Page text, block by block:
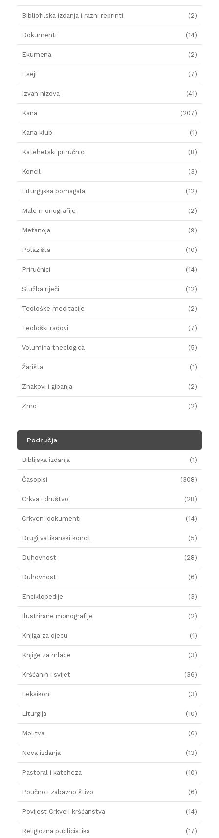
Bibliofilska izdanja i razni reprinti (2)
Dokumenti (14)
Ekumena (2)
Eseji (7)
Izvan nizova (41)
Kana (207)
Kana klub (1)
Katehetski priručnici (8)
Koncil (3)
Liturgijska pomagala (12)
Male monografije (2)
Metanoja (9)
Polazišta (10)
Priručnici (14)
Služba riječi (12)
Teološke meditacije (2)
Teološki radovi (7)
Volumina theologica (5)
Žarišta (1)
Znakovi i gibanja (2)
Zrno (2)
Područja
Biblijska izdanja (1)
Časopisi (308)
Crkva i društvo (28)
Crkveni dokumenti (14)
Drugi vatikanski koncil (5)
Duhovnost (28)
Duhovnost (6)
Enciklopedije (3)
Ilustrirane monografije (2)
Knjiga za djecu (1)
Knjige za mlade (3)
Kršćanin i svijet (36)
Leksikoni (3)
Liturgija (10)
Molitva (6)
Nova izdanja (13)
Pastoral i kateheza (10)
Poučno i zabavno štivo (6)
Povijest Crkve i kršćanstva (14)
Religiozna publicistika (17)